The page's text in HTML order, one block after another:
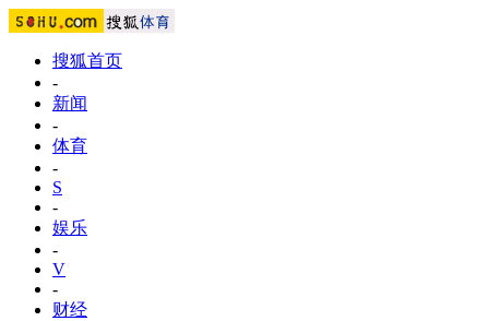
搜狐首页
-
新闻
-
体育
-
S
-
娱乐
-
V
-
财经